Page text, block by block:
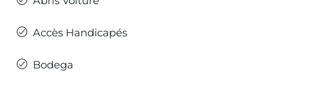
Accès Handicapés
Bodega